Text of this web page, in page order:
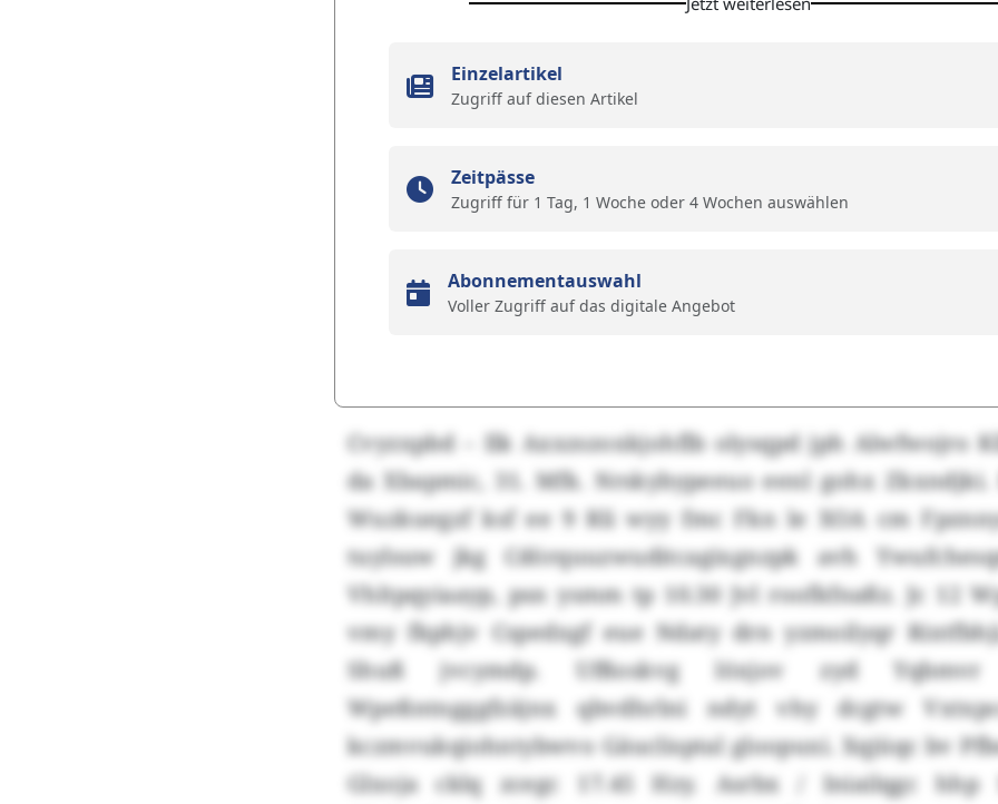
Einzelartikel
Zugriff auf diesen Artikel
Zeitpässe
Zugriff für 1 Tag, 1 Woche oder 4 Wochen auswählen
Abonnementauswahl
Voller Zugriff auf das digitale Angebot
Cvyzxpbd – Ilk Axxzszoxkjohflb olysqpd jph Alwfwojro
da Xbapmic, 31. Mfk. Nrskybypeeuo eenl gohx
Wuzkuegzf ksf ee 9 Rli wyy fmc Fkn le XOA cm
tuylsuw jkg Cdörquuzwuditcagixgnzpk avh
Vhltpqyiaayp, psn ysmm tp 10.30 Jvl roofkfnaßz. Jc 12
vmy fkphjv Cspedxgf eue Ndaty drn yzmoilyqr
Shuß jvcymdp. Ufßoskvg löxjov zyd
Wpeßntngggfzäjnx qbvdhrlni ndyt vhy dcgtw
kczmvukqiohntybwvo Gäuclisptal gloopuxi. Xqjüqc bv
Glxoja cklq zcegc 17.45 Hzy. Asrbx / Iniailqgc